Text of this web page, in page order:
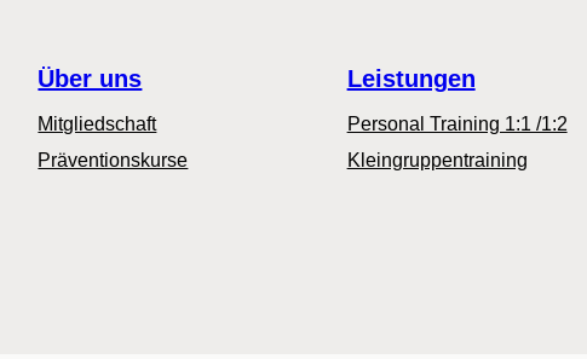
Über uns
Mitgliedschaft
Präventionskurse
Leistungen
Personal Training 1:1 /1:2
Kleingruppentraining